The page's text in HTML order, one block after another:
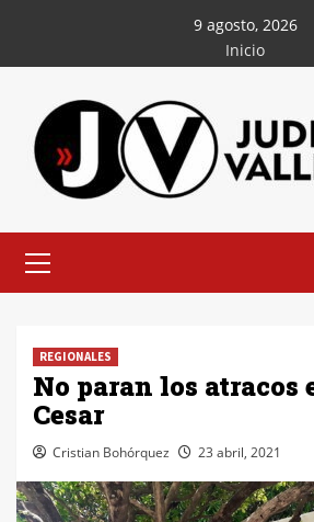
contenido
9 agosto, 2026
Inicio
principal
REGIONALES
No paran los atracos
Cesar
Cristian Bohórquez 23 abril, 2021